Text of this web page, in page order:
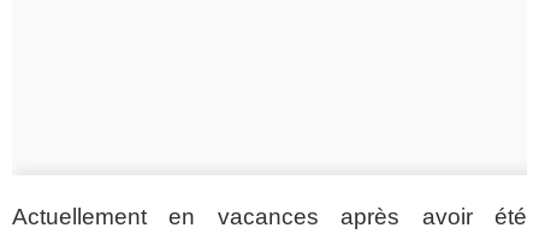
Actuellement en vacances après avoir été